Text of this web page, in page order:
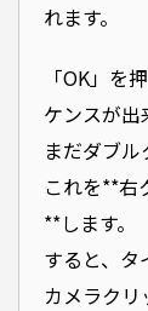
れます。
「OK」を
ケンスが出
まだダブル
これを**右
**します。
すると、タ
カメラク